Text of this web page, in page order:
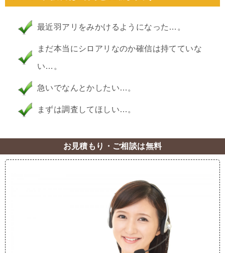
最近羽アリをみかけるようになった…。
まだ本当にシロアリなのか確信は持てていな
い…。
急いでなんとかしたい…。
まずは調査してほしい…。
お見積もり・ご相談は無料